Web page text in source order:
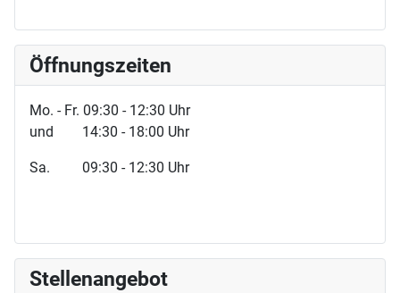
Öffnungszeiten
Mo. - Fr. 09:30 - 12:30 Uhr
und 14:30 - 18:00 Uhr
Sa. 09:30 - 12:30 Uhr
Stellenangebot